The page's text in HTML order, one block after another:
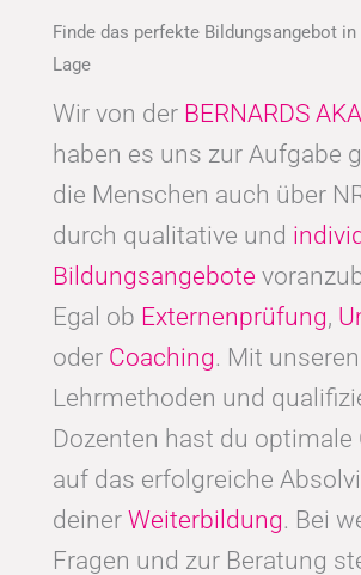
Finde das perfekte Bildungsangebot in
Lage
Wir von der BERNARDS
haben es uns zur Aufgabe
die Menschen auch über
durch qualitative und
Bildungsangebote
Egal ob Externenprüfung,
oder Coaching. Mit
Lehrmethoden und
Dozenten hast du optimale
auf das erfolgreiche
deiner Weiterbildung. Bei
Fragen und zur Beratung